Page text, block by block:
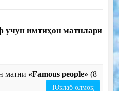
учун имтиҳон матнлари
матни «Famous people» (8
Юклаб олмоқ